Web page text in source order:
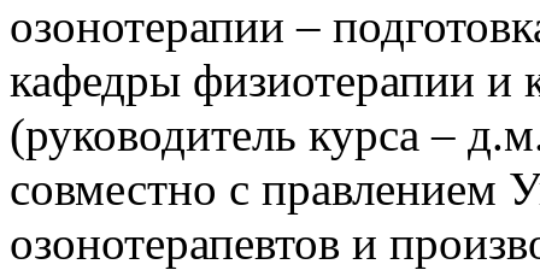
озонотерапии –
кафедры физиотерапии
(руководитель курса –
совместно с правлением
озонотерапевтов и